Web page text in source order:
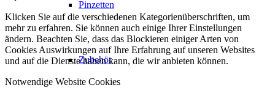
Pinzetten
Zubehör
Klicken Sie auf die verschiedenen Kategorienüberschriften, um
mehr zu erfahren. Sie können auch einige Ihrer Einstellungen
ändern. Beachten Sie, dass das Blockieren einiger Arten von
Cookies Auswirkungen auf Ihre Erfahrung auf unseren Websites
und auf die Dienste haben kann, die wir anbieten können.
Notwendige Website Cookies